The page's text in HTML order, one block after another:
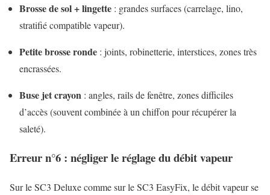
Brosse de sol + lingette : grandes surfaces (carrelage, lino,
stratifié compatible vapeur).
Petite brosse ronde : joints, robinetterie, interstices, zones très
encrassées.
Buse jet crayon : angles, rails de fenêtre, zones difficiles
d’accès (souvent combinée à un chiffon pour récupérer la
saleté).
Erreur n°6 : négliger le réglage du débit vapeur
Sur le SC3 Deluxe comme sur le SC3 EasyFix, le débit vapeur se